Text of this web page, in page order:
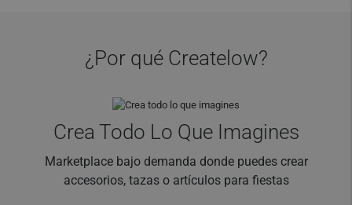
¿Por qué Createlow?
Crea Todo Lo Que Imagines
Marketplace bajo demanda donde puedes crear
accesorios, tazas o artículos para fiestas